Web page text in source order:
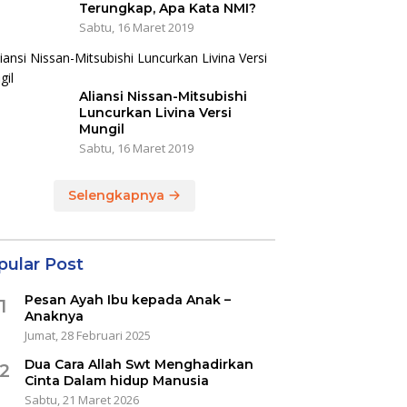
Terungkap, Apa Kata NMI?
Sabtu, 16 Maret 2019
Aliansi Nissan-Mitsubishi
Luncurkan Livina Versi
Mungil
Sabtu, 16 Maret 2019
Selengkapnya
Post
Pesan Ayah Ibu kepada Anak –
Anaknya
Jumat, 28 Februari 2025
Dua Cara Allah Swt Menghadirkan
Cinta Dalam hidup Manusia
Sabtu, 21 Maret 2026